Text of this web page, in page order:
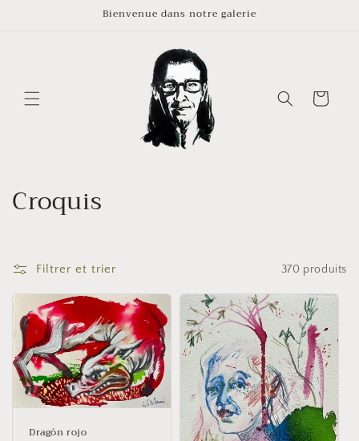
Bienvenue dans notre galerie
Panier
C
l
l
e
c
t
i
Croquis
Filtrer et trier 370 produits
Dragón rojo